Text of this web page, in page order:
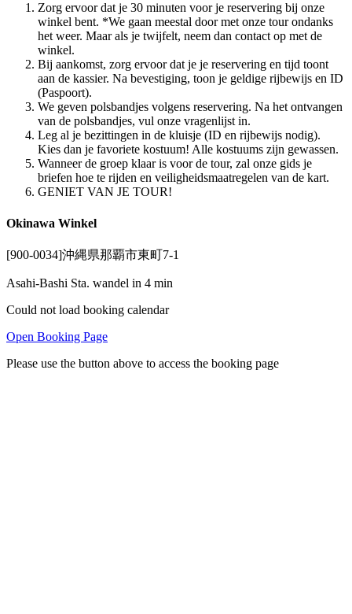
Zorg ervoor dat je 30 minuten voor je reservering bij onze
winkel bent. *We gaan meestal door met onze tour ondanks
het weer. Maar als je twijfelt, neem dan contact op met de
winkel.
Bij aankomst, zorg ervoor dat je je reservering en tijd toont
aan de kassier. Na bevestiging, toon je geldige rijbewijs en ID
(Paspoort).
We geven polsbandjes volgens reservering. Na het ontvangen
van de polsbandjes, vul onze vragenlijst in.
Leg al je bezittingen in de kluisje (ID en rijbewijs nodig).
Kies dan je favoriete kostuum! Alle kostuums zijn gewassen.
Wanneer de groep klaar is voor de tour, zal onze gids je
briefen hoe te rijden en veiligheidsmaatregelen van de kart.
GENIET VAN JE TOUR!
Okinawa Winkel
[900-0034]沖縄県那覇市東町7-1
Asahi-Bashi Sta. wandel in 4 min
Could not load booking calendar
Open Booking Page
Please use the button above to access the booking page